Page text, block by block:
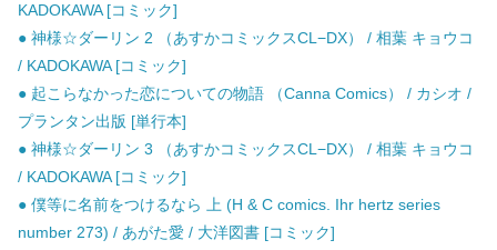
KADOKAWA [コミック]
● 神様☆ダーリン 2 （あすかコミックスCL−DX） / 相葉 キョウコ
/ KADOKAWA [コミック]
● 起こらなかった恋についての物語 （Canna Comics） / カシオ /
プランタン出版 [単行本]
● 神様☆ダーリン 3 （あすかコミックスCL−DX） / 相葉 キョウコ
/ KADOKAWA [コミック]
● 僕等に名前をつけるなら 上 (H & C comics. Ihr hertz series
number 273) / あがた愛 / 大洋図書 [コミック]